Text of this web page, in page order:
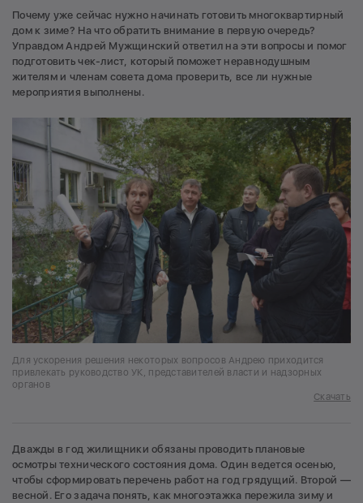
Почему уже сейчас нужно начинать готовить многоквартирный
дом к зиме? На что обратить внимание в первую очередь?
Управдом Андрей Мужщинский ответил на эти вопросы и помог
подготовить чек-лист, который поможет неравнодушным
жителям и членам совета дома проверить, все ли нужные
мероприятия выполнены.
Для ускорения решения некоторых вопросов Андрею приходится
привлекать руководство УК, представителей власти и надзорных
органов
Скачать
Дважды в год жилищники обязаны проводить плановые
осмотры технического состояния дома. Один ведется осенью,
чтобы сформировать перечень работ на год грядущий. Второй —
весной. Его задача понять, как многоэтажка пережила зиму и